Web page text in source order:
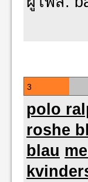
3
polo
roshe
blau